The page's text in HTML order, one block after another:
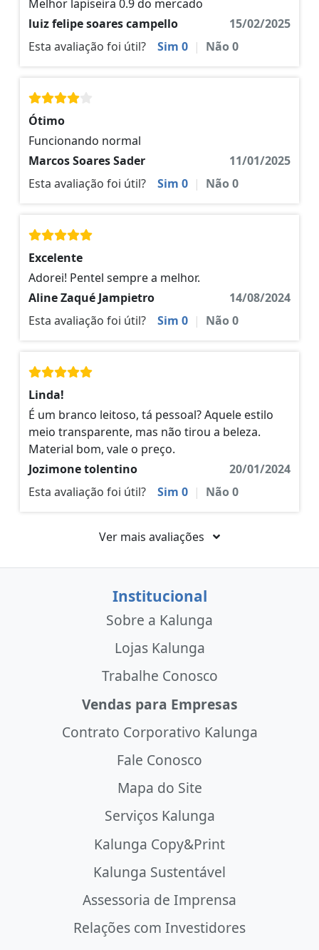
Melhor lapiseira 0.9 do mercado
luiz felipe soares campello
15/02/2025
Esta avaliação foi útil?
Sim 0 | Não0
Ótimo
Funcionando normal
Marcos Soares Sader
11/01/2025
Esta avaliação foi útil?
Sim 0 | Não0
Excelente
Adorei! Pentel sempre a melhor.
Aline Zaqué Jampietro
14/08/2024
Esta avaliação foi útil?
Sim 0 | Não0
Linda!
É um branco leitoso, tá pessoal? Aquele estilo
meio transparente, mas não tirou a beleza.
Material bom, vale o preço.
Jozimone tolentino
20/01/2024
Esta avaliação foi útil?
Sim 0 | Não0
Ver mais avaliações
Institucional
Sobre a Kalunga
Lojas Kalunga
Trabalhe Conosco
Vendas para Empresas
Contrato Corporativo Kalunga
Fale Conosco
Mapa do Site
Serviços Kalunga
Kalunga Copy&Print
Kalunga Sustentável
Assessoria de Imprensa
Relações com Investidores